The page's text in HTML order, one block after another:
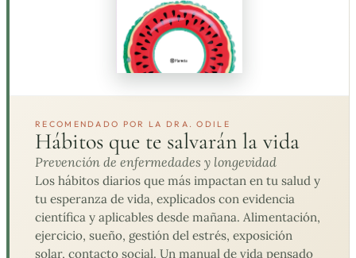
RECOMENDADO POR LA DRA. ODILE
Hábitos que te salvarán la vida
Prevención de enfermedades y longevidad
Los hábitos diarios que más impactan en tu salud y
tu esperanza de vida, explicados con evidencia
científica y aplicables desde mañana. Alimentación,
ejercicio, sueño, gestión del estrés, exposición
solar, contacto social. Un manual de vida pensado